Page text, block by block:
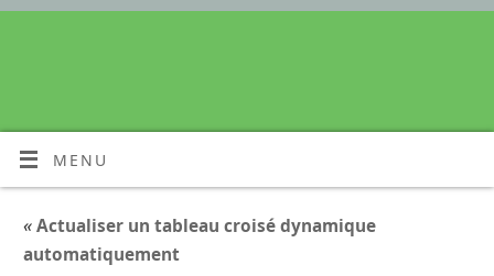
MENU
«Actualiser un tableau croisé dynamique
automatiquement